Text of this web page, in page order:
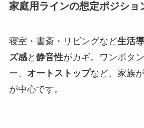
家庭用ラインの想定ポジショ
寝室・書斎・リビングなど生活
ズ感と 静音性がカギ。ワンボタ
ー、 オートストップなど、家族
が中心です。